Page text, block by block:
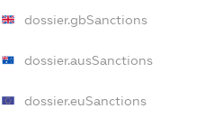
dossier.gbSanctions
dossier.ausSanctions
dossier.euSanctions